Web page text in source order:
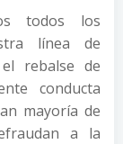
todos los
línea de
rebalse de
conducta
mayoría de
a la